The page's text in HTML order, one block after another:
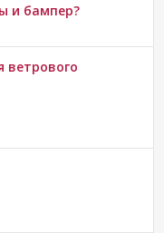
и бампер?
ветрового